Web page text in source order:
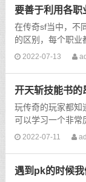
要善于利用各职
在传奇sf当中，不
的区别，每个职业
时候，也一定要把
2022-07-13
开天斩技能书的
玩传奇的玩家都知
可以学习一个非常
能书价格就是比较
2022-07-11
遇到pk的时候